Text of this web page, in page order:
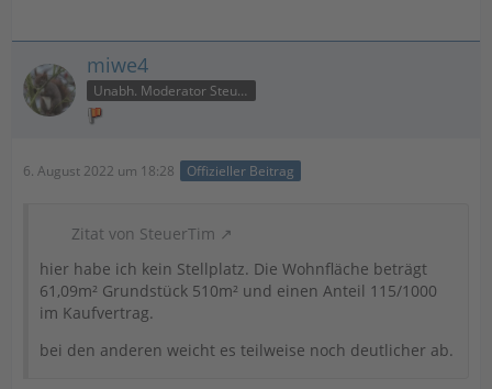
miwe4
Unabh. Moderator Steuer
6. August 2022 um 18:28 Offizieller Beitrag
Zitat von SteuerTim
hier habe ich kein Stellplatz. Die Wohnfläche beträgt
61,09m² Grundstück 510m² und einen Anteil 115/1000
im Kaufvertrag.
bei den anderen weicht es teilweise noch deutlicher ab.